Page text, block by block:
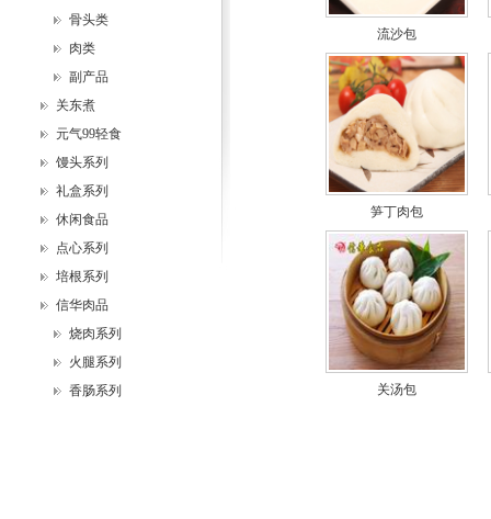
骨头类
肉类
副产品
关东煮
元气99轻食
馒头系列
礼盒系列
休闲食品
点心系列
培根系列
信华肉品
烧肉系列
火腿系列
香肠系列
流沙包
笋丁肉包
关汤包